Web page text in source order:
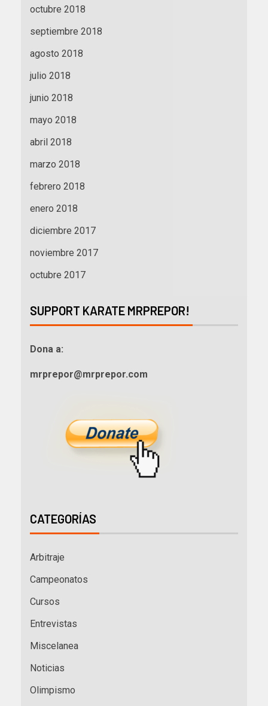
octubre 2018
septiembre 2018
agosto 2018
julio 2018
junio 2018
mayo 2018
abril 2018
marzo 2018
febrero 2018
enero 2018
diciembre 2017
noviembre 2017
octubre 2017
SUPPORT KARATE MRPREPOR!
Dona a:
mrprepor@mrprepor.com
CATEGORÍAS
Arbitraje
Campeonatos
Cursos
Entrevistas
Miscelanea
Noticias
Olimpismo